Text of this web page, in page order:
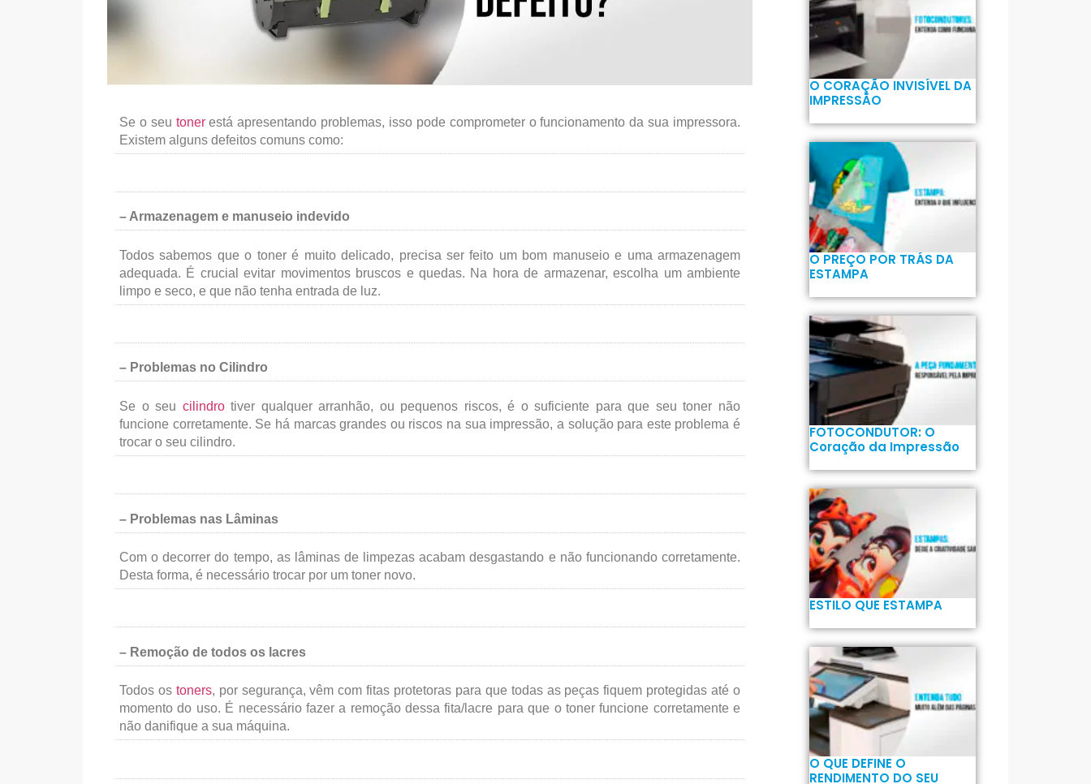
Se o seu tonerestá apresentando problemas, isso pode comprometer o funcionamento da sua impressora.
Existem alguns defeitos comuns como:
– Armazenagem e manuseio indevido
Todos sabemos que o toner é muito delicado, precisa ser feito um bom manuseio e uma armazenagem
adequada. É crucial evitar movimentos bruscos e quedas. Na hora de armazenar, escolha um ambiente
limpo e seco, e que não tenha entrada de luz.
– Problemas no Cilindro
Se o seu cilindrotiver qualquer arranhão, ou pequenos riscos, é o suficiente para que seu toner não
funcione corretamente. Se há marcas grandes ou riscos na sua impressão, a solução para este problema é
trocar o seu cilindro.
– Problemas nas Lâminas
Com o decorrer do tempo, as lâminas de limpezas acabam desgastando e não funcionando corretamente.
Desta forma, é necessário trocar por um toner novo.
– Remoção de todos os lacres
Todos os toners, por segurança, vêm com fitas protetoras para que todas as peças fiquem protegidas até o
momento do uso. É necessário fazer a remoção dessa fita/lacre para que o toner funcione corretamente e
não danifique a sua máquina.
O CORAÇÃO INVISÍVEL DA
IMPRESSÃO
O PREÇO POR TRÁS DA
ESTAMPA
FOTOCONDUTOR: O
Coração da Impressão
ESTILO QUE ESTAMPA
O QUE DEFINE O
RENDIMENTO DO SEU